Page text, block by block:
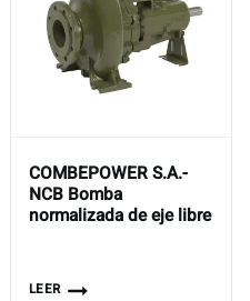
COMBEPOWER S.A.-
NCB Bomba
normalizada de eje libre
LEER